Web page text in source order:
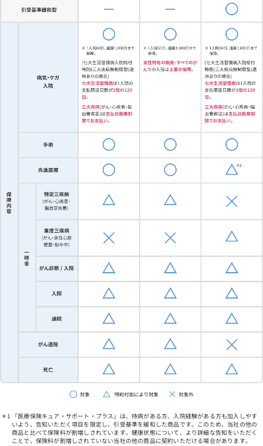
「医療保険キュア・サポート・プラス」は、持病がある方、入院経験がある方も加入しやす
いよう、告知いただく項目を限定し、引受基準を緩和した商品です。このため、当社の他の
商品と比べて保険料が割増しされています。健康状態について、より詳細な告知をいただく
ことで、保険料が割増しされていない当社の他の商品に契約いただける場合があります。